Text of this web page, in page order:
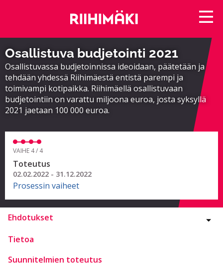
Osallistuva budjetointi 2021
Osallistuvassa budjetoinnissa ideoidaan, päätetään ja
tehdään yhdessä Riihimäestä entistä parempi ja
toimivampi kotipaikka. Riihimäellä osallistuvaan
budjetointiin on varattu miljoona euroa, josta syksyllä
2021 jaetaan 100 000 euroa.
VAIHE 4 / 4
Toteutus
02.02.2022 - 31.12.2022
Prosessin vaiheet
Ehdotukset
Tietoa
Suunnitelmien toteutus